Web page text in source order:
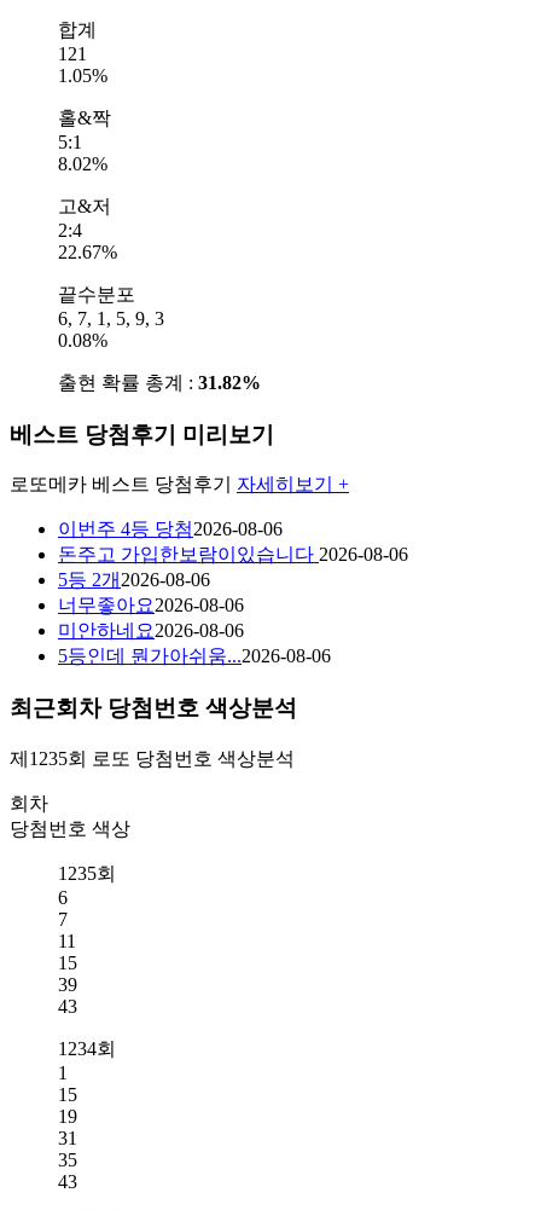
합계
121
1.05%
홀&짝
5:1
8.02%
고&저
2:4
22.67%
끝수분포
6, 7, 1, 5, 9, 3
0.08%
출현 확률 총계 : 31.82%
베스트 당첨후기 미리보기
로또메카 베스트 당첨후기 자세히보기 +
이번주 4등 당첨2026-08-06
돈주고 가입한보람이있습니다 2026-08-06
5등 2개 2026-08-06
너무좋아요2026-08-06
미안하네요2026-08-06
5등인데 뭔가아쉬움...2026-08-06
최근회차 당첨번호 색상분석
제1235회 로또 당첨번호 색상분석
회차
당첨번호 색상
1235회
6
7
11
15
39
43
1234회
1
15
19
31
35
43